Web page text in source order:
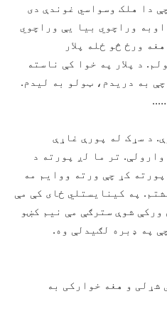
دا هلک وسواسي غوندې دی
وراچوي بیا یې وراچوي
ورځ څو ځله پلار
د پلار په خوا کې ناسته
به دریدم، ټولو به لیدم.
د سړک له پورې غاړې
تر ما لږ پورته د
کړ چې ورته ووایم مه
په کینایستلي ځای کې مې
شوې سترګې مې نیم کښو
په ډبره لګیدلې وه.
شړلی و هغه خوارکی به